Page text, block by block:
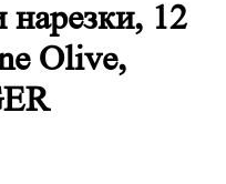
12
Olive,